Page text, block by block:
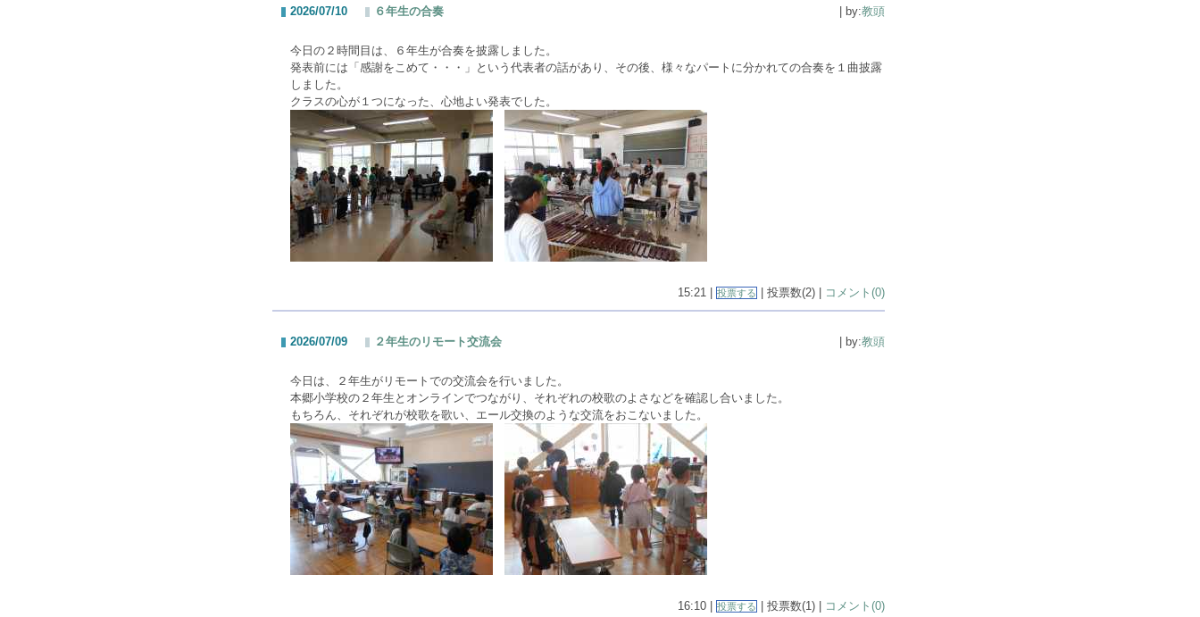
2026/07/10 ６年生の合奏 | by:教頭
今日の２時間目は、６年生が合奏を披露しました。
発表前には「感謝をこめて・・・」という代表者の話があり、その後、様々なパートに分かれての合奏を１曲披露
しました。
クラスの心が１つになった、心地よい発表でした。
15:21 | 投票する | 投票数(2) | コメント(0)
2026/07/09 ２年生のリモート交流会 | by:教頭
今日は、２年生がリモートでの交流会を行いました。
本郷小学校の２年生とオンラインでつながり、それぞれの校歌のよさなどを確認し合いました。
もちろん、それぞれが校歌を歌い、エール交換のような交流をおこないました。
16:10 | 投票する | 投票数(1) | コメント(0)